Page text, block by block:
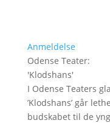
Anmeldelse
Odense Teater:
'Klodshans'
I Odense Teaters
’Klodshans’ går
budskabet til de